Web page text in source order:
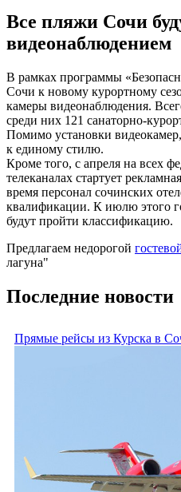
Все пляжи Сочи
видеонаблюдением
В рамках программы
Сочи к новому курортному
камеры видеонаблюдения.
среди них 121 санаторно-
Помимо установки
к единому стилю.
Кроме того, с апреля на всех
телеканалах стартует
время персонал сочинских
квалификации. К июлю этого
будут пройти классификацию.
Предлагаем недорогой
лагуна"
Последние новости
Прямые рейсы из Курска в